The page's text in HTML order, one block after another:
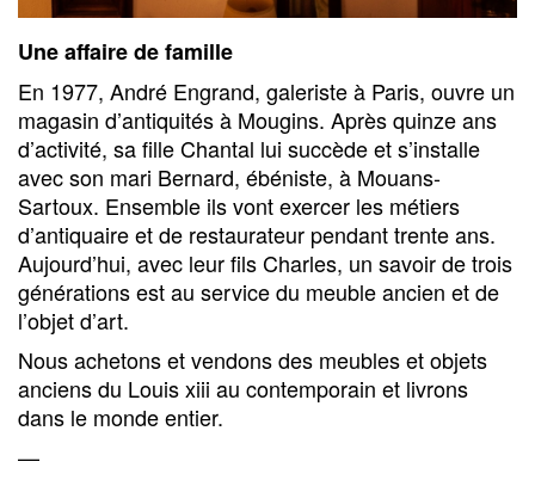
Une affaire de famille
En 1977, André Engrand, galeriste à Paris, ouvre un
magasin d’antiquités à Mougins. Après quinze ans
d’activité, sa fille Chantal lui succède et s’installe
avec son mari Bernard, ébéniste, à Mouans-
Sartoux. Ensemble ils vont exercer les métiers
d’antiquaire et de restaurateur pendant trente ans.
Aujourd’hui, avec leur fils Charles, un savoir de trois
générations est au service du meuble ancien et de
l’objet d’art.
Nous achetons et vendons des meubles et objets
anciens du Louis xiii au contemporain et livrons
dans le monde entier.
—